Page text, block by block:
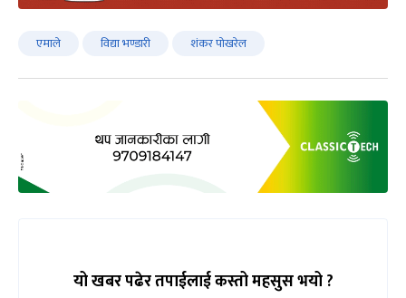
एमाले विद्या भण्डारी शंकर पोखरेल
यो खबर पढेर तपाईलाई कस्तो महसुस भयो ?